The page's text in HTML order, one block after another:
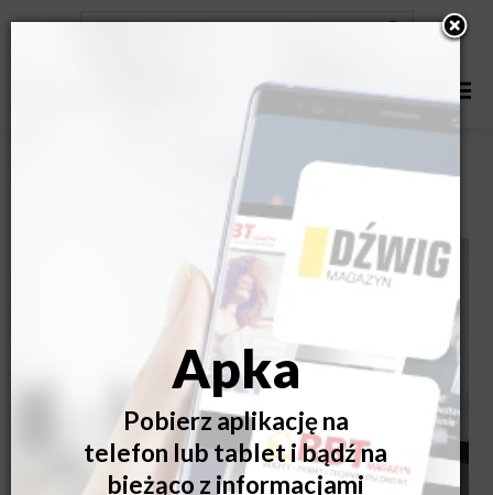
Jak bramy garażowe wpływają na estetykę domu? Siła